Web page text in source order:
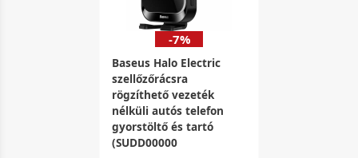
-7%
Baseus Halo Electric
szellőzőrácsra
rögzíthető vezeték
nélküli autós telefon
gyorstöltő és tartó
(SUDD00000